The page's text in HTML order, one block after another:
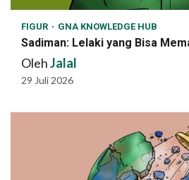
FIGUR GNA KNOWLEDGE HUB
Sadiman: Lelaki yang Bisa
OlehJalal
29 Juli 2026